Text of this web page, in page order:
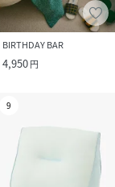
BIRTHDAY BAR
4,950円
9